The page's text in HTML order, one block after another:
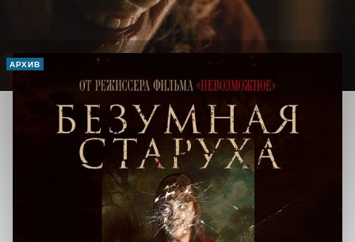
АРХИВ